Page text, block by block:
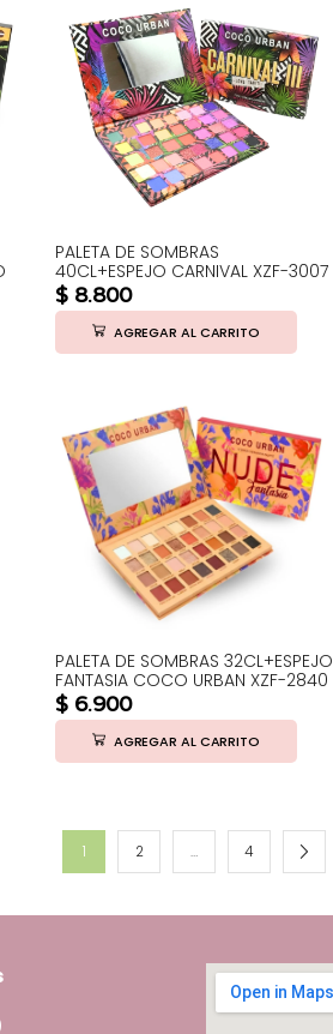
PALETA DE SOMBRAS
40CL+ESPEJO CARNIVAL XZF-3007
$ 8.800
AGREGAR AL CARRITO
PALETA DE SOMBRAS 32CL+ESPEJO
FANTASIA COCO URBAN XZF-2840
$ 6.900
AGREGAR AL CARRITO
1 2 … 4